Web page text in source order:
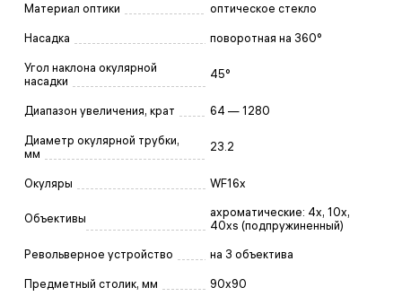
Материал оптики оптическое стекло
Насадка поворотная на 360°
Угол наклона окулярной
насадки
45°
Диапазон увеличения, крат 64 — 1280
Диаметр окулярной трубки,
мм
23.2
Окуляры WF16x
Объективы
ахроматические: 4x, 10x,
40xs (подпружиненный)
Револьверное устройство на 3 объектива
Предметный столик, мм 90x90